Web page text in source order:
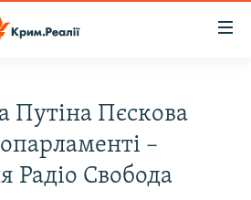
Путіна Пєскова
–
Радіо Свобода